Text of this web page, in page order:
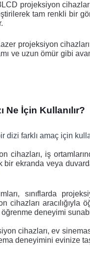
projeksiyon
tam renkli bir
projeksiyon
ve uzun ömür gibi
Ne İçin Kullanılır?
dizi farklı amaç için
cihazları, iş
ekranda veya
sınıflarda
cihazları
deneyimi
cihazları, ev
deneyimini evinize